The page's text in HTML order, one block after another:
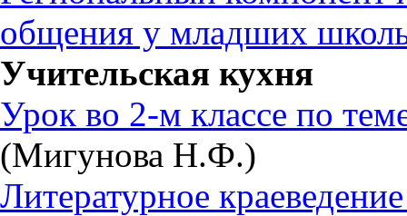
общения у младших
Учительская кухня
Урок во 2-м классе по
(Мигунова Н.Ф.)
Литературное